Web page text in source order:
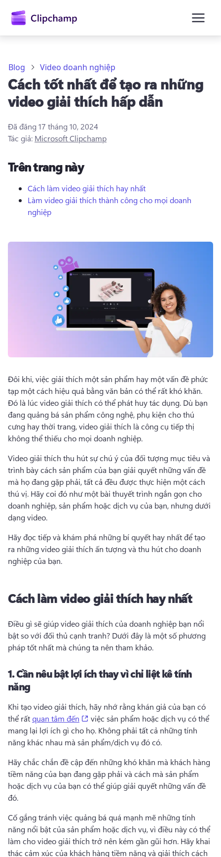
dung
chính
Đăng nhập
Blog Video doanh nghiệp
Cách tốt nhất để tạo ra những
video giải thích hấp dẫn
Đã đăng 17 tháng 10, 2024
Tác giả: Microsoft Clipchamp
Trên trang này
Cách làm video giải thích hay nhất
Làm video giải thích thành công cho mọi doanh
nghiệp
Đôi khi, việc giải thích một sản phẩm hay một vấn đề phức
Đó là lúc video giải thích có thể phát huy tác dụng. Dù bạn
đang quảng bá sản phẩm công nghệ, phụ kiện cho thú
cưng hay thời trang, video giải thích là công cụ tiếp thị
không thể thiếu cho mọi doanh nghiệp.
Video giải thích thu hút sự chú ý của đối tượng mục tiêu và
trình bày cách sản phẩm của bạn giải quyết những vấn đề
mà họ đang gặp phải, tất cả đều được thực hiện một cách
thú vị. Hãy coi đó như một bài thuyết trình ngắn gọn cho
doanh nghiệp, sản phẩm hoặc dịch vụ của bạn, nhưng dưới
dạng video.
Hãy đọc tiếp và khám phá những bí quyết hay nhất để tạo
ra những video giải thích ấn tượng và thu hút cho doanh
nghiệp của bạn.
Cách làm video giải thích hay nhất
Điều gì sẽ giúp video giải thích của doanh nghiệp bạn nổi
bật so với đối thủ cạnh tranh? Dưới đây là một số phương
pháp tốt nhất mà chúng ta nên tham khảo.
1.Cần nêu bật lợi ích thay vì chỉ liệt kê tính
năng
Khi tạo video giải thích, hãy nhớ rằng khán giả của bạn có
thể rất quan tâm đến (opens in a new tab)
việc sản phẩm hoặc dịch vụ có thể
mang lại lợi ích gì cho họ. Không phải tất cả những tính
năng khác nhau mà sản phẩm/dịch vụ đó có.
Hãy chắc chắn đề cập đến những khó khăn mà khách hàng
tiềm năng của bạn đang gặp phải và cách mà sản phẩm
hoặc dịch vụ của bạn có thể giúp giải quyết những vấn đề
đó.
Cố gắng tránh việc quảng bá quá mạnh mẽ những tính
năng nổi bật của sản phẩm hoặc dịch vụ, vì điều này có thể
làm cho video giải thích trở nên kém gần gũi hơn. Hãy khai
thác cảm xúc của khách hàng tiềm năng và giải thích cách